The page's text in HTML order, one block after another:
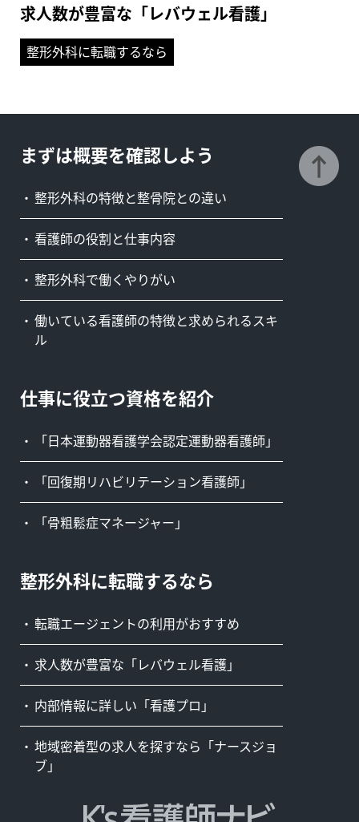
求人数が豊富な「レバウェル看護」
整形外科に転職するなら
まずは概要を確認しよう
整形外科の特徴と整骨院との違い
看護師の役割と仕事内容
整形外科で働くやりがい
働いている看護師の特徴と求められるスキ
ル
仕事に役立つ資格を紹介
「日本運動器看護学会認定運動器看護師」
「回復期リハビリテーション看護師」
「骨粗鬆症マネージャー」
整形外科に転職するなら
転職エージェントの利用がおすすめ
求人数が豊富な「レバウェル看護」
内部情報に詳しい「看護プロ」
地域密着型の求人を探すなら「ナースジョ
ブ」